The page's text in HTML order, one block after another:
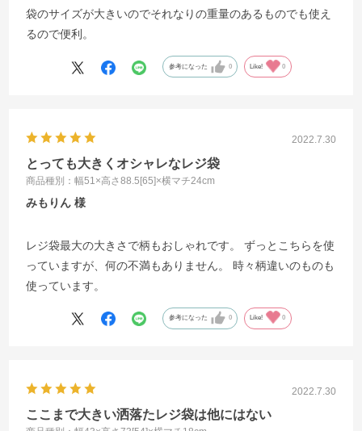
袋のサイズが大きいのでそれなりの重量のあるものでも使え
るので便利。
参考になった 0 Like! 0
2022.7.30
とっても大きくオシャレなレジ袋
商品種別：幅51×高さ88.5[65]×横マチ24cm
みもりん
レジ袋最大の大きさで柄もおしゃれです。 ずっとこちらを使
っていますが、何の不満もありません。 時々柄違いのものも
使っています。
参考になった 0 Like! 0
2022.7.30
ここまで大きい洒落たレジ袋は他にはない